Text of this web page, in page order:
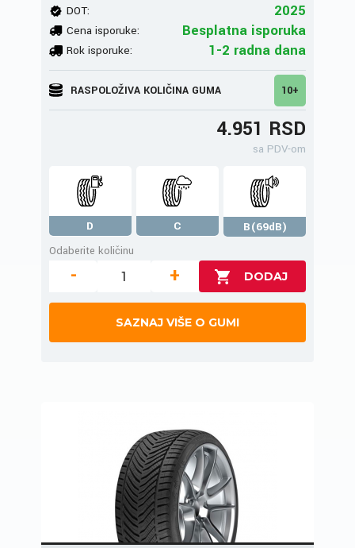
DOT: 2025
Cena isporuke: Besplatna isporuka
Rok isporuke: 1-2 radna dana
RASPOLOŽIVA KOLIČINA GUMA 10+
4.951 RSD
sa PDV-om
D C
B(69dB)
Odaberite količinu
- +
SAZNAJ VIŠE O GUMI